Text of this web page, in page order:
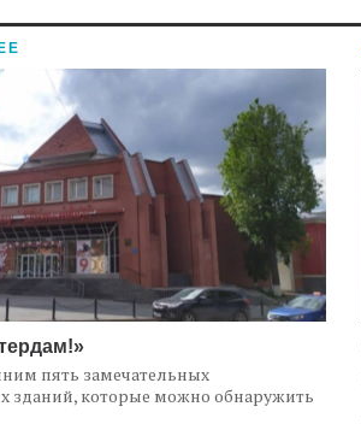
пять замечательных
зданий, которые можно обнаружить